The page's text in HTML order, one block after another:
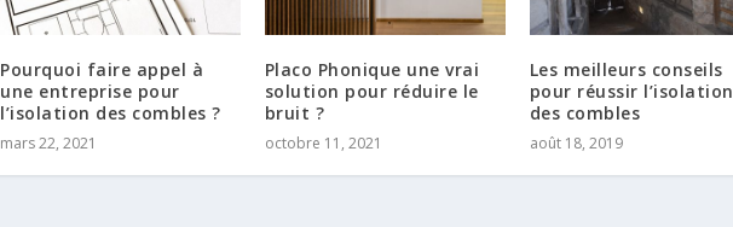
Pourquoi faire appel à
une entreprise pour
l’isolation des combles ?
mars 22, 2021
Placo Phonique une vrai
solution pour réduire le
bruit ?
octobre 11, 2021
Les meilleurs conseils
pour réussir l’isolation
des combles
août 18, 2019